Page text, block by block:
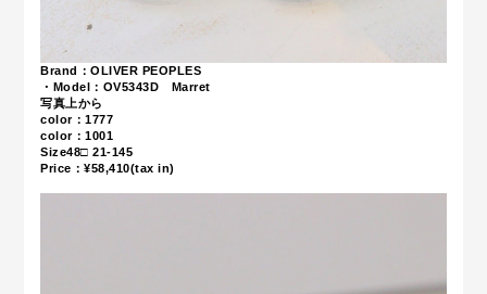
Brand：OLIVER PEOPLES
・Model：OV5343D Marret
写真上から
color：1777
color：1001
Size48□ 21-145
Price：¥58,410(tax in)